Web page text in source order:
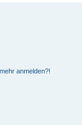
anmelden?!